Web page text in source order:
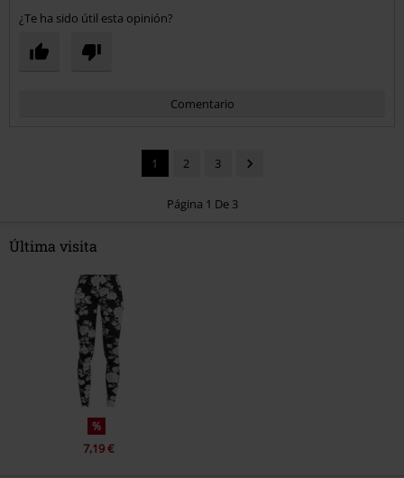
¿Te ha sido útil esta opinión?
Comentario
Enviar comentario
1 2 3
Página 1 De 3
Última visita
%
7,19 €